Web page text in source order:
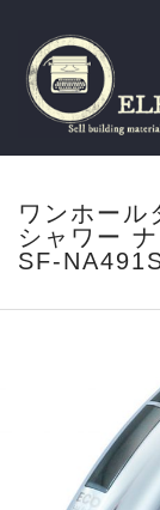
ワンホール
シャワー
SF-